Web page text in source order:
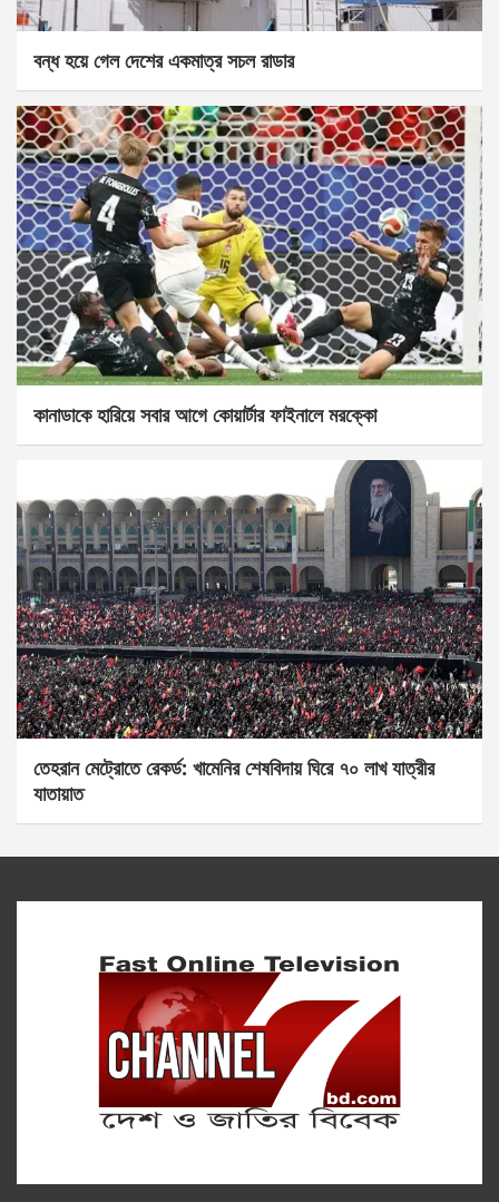
বন্ধ হয়ে গেল দেশের একমাত্র সচল রাডার
কানাডাকে হারিয়ে সবার আগে কোয়ার্টার ফাইনালে মরক্কো
তেহরান মেট্রোতে রেকর্ড: খামেনির শেষবিদায় ঘিরে ৭০ লাখ যাত্রীর
যাতায়াত